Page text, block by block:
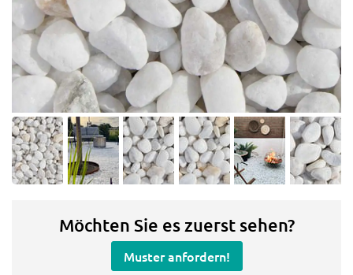
Möchten Sie es zuerst sehen?
Muster anfordern!